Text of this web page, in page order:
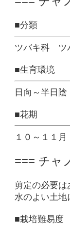
■分類
ツバキ科 ツ
■生育環境
日向～半日陰
■花期
１０～１１月
=== チャ
剪定の必要
水のよい土地
■栽培難易度